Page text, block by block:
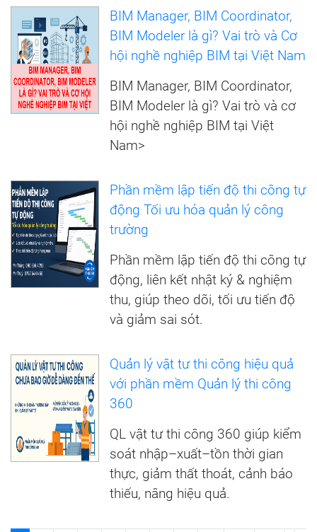
BIM Manager, BIM Coordinator,
BIM Modeler là gì? Vai trò và Cơ
hội nghề nghiệp BIM tại Việt Nam
BIM Manager, BIM Coordinator,
BIM Modeler là gì? Vai trò và cơ
hội nghề nghiệp BIM tại Việt
Nam>
Phần mềm lập tiến độ thi công tự
động Tối ưu hóa quản lý công
trường
Phần mềm lập tiến độ thi công tự
động, liên kết nhật ký & nghiệm
thu, giúp theo dõi, tối ưu tiến độ
và giảm sai sót.
Quản lý vật tư thi công hiệu quả
với phần mềm Quản lý thi công
360
QL vật tư thi công 360 giúp kiểm
soát nhập–xuất–tồn thời gian
thực, giảm thất thoát, cảnh báo
thiếu, nâng hiệu quả.